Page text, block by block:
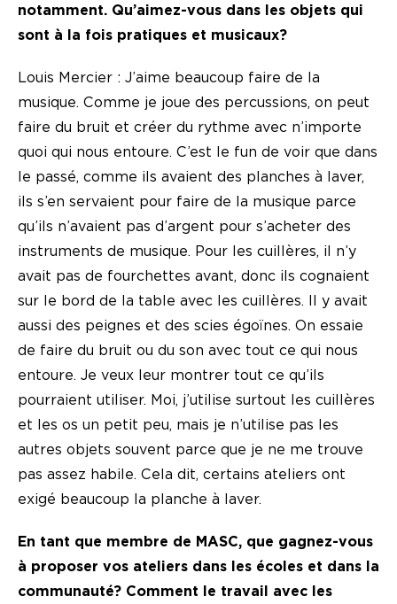
notamment. Qu’aimez-vous dans les objets qui
sont à la fois pratiques et musicaux?
Louis Mercier : J’aime beaucoup faire de la
musique. Comme je joue des percussions, on peut
faire du bruit et créer du rythme avec n’importe
quoi qui nous entoure. C’est le fun de voir que dans
le passé, comme ils avaient des planches à laver,
ils s’en servaient pour faire de la musique parce
qu’ils n’avaient pas d’argent pour s’acheter des
instruments de musique. Pour les cuillères, il n’y
avait pas de fourchettes avant, donc ils cognaient
sur le bord de la table avec les cuillères. Il y avait
aussi des peignes et des scies égoïnes. On essaie
de faire du bruit ou du son avec tout ce qui nous
entoure. Je veux leur montrer tout ce qu’ils
pourraient utiliser. Moi, j’utilise surtout les cuillères
et les os un petit peu, mais je n’utilise pas les
autres objets souvent parce que je ne me trouve
pas assez habile. Cela dit, certains ateliers ont
exigé beaucoup la planche à laver.
En tant que membre de MASC, que gagnez-vous
à proposer vos ateliers dans les écoles et dans la
communauté? Comment le travail avec les